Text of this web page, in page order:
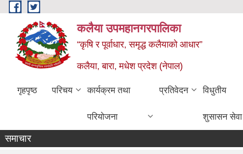
Skip to main content
कलैया उपमहानगरपालिका
“कृषि र पूर्वाधार, समृद्ध कलैयाको आधार”
कलैया, बारा, मधेश प्रदेश (नेपाल)
गृहपृष्ठ परिचय कार्यक्रम तथा
परियोजना
प्रतिवेदन विधुतीय
शुसासन सेवा
समाचार